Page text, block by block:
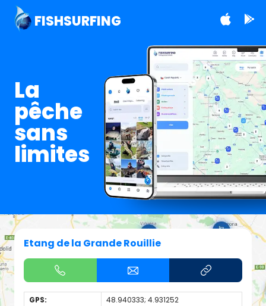
FISHSURFING
La
pêche
sans
limites
Etang de la Grande Rouillie
GPS:
48.940333; 4.931252